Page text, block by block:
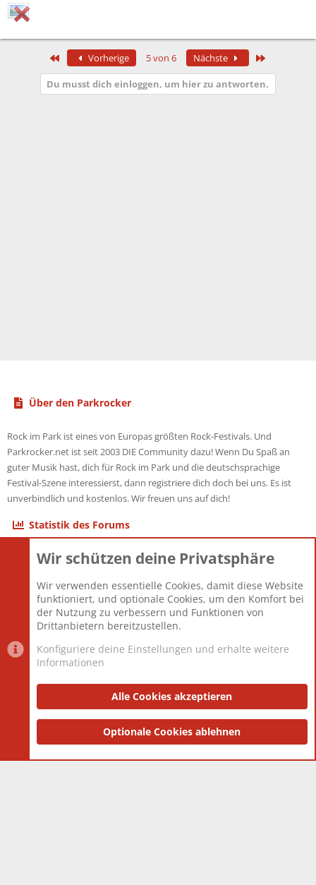
Erste Vorherige 5 von 6 Nächste
Du musst dich einloggen, um hier zu antworten.
Über den Parkrocker
Rock im Park ist eines von Europas größten Rock-Festivals. Und
Parkrocker.net ist seit 2003 DIE Community dazu! Wenn Du Spaß an
guter Musik hast, dich für Rock im Park und die deutschsprachige
Festival-Szene interessierst, dann registriere dich doch bei uns. Es ist
unverbindlich und kostenlos. Wir freuen uns auf dich!
Statistik des Forums
Themen
Mitglieder
12.427
Neuestes Mitglied
Berlin
Datenschutzerklärung Impressum
Community platform by XenForo® © 2010-2025 XenForo Ltd.
and add-ons by ThemeHouse
Wir schützen deine Privatsphäre
Wir verwenden essentielle Cookies, damit diese Website
funktioniert, und optionale Cookies, um den Komfort bei
der Nutzung zu verbessern und Funktionen von
Drittanbietern bereitzustellen.
Konfiguriere deine Einstellungen und erhalte weitere
Informationen
Alle Cookies akzeptieren
Optionale Cookies ablehnen